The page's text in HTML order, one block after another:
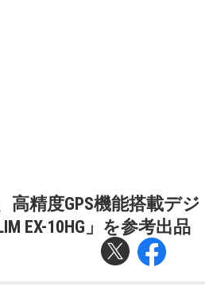
高精度GPS機能搭載デジ
EX-10HG」を参考出品